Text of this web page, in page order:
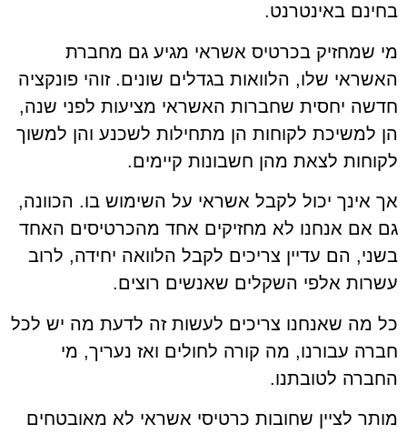
בחינם באינטרנט.
מי שמחזיק בכרטיס אשראי מגיע גם מחברת
האשראי שלו, הלוואות בגדלים שונים. זוהי פונקציה
חדשה יחסית שחברות האשראי מציעות לפני שנה,
הן למשיכת לקוחות הן מתחילות לשכנע והן למשוך
לקוחות לצאת מהן חשבונות קיימים.
אך אינך יכול לקבל אשראי על השימוש בו. הכוונה,
גם אם אנחנו לא מחזיקים אחד מהכרטיסים האחד
בשני, הם עדיין צריכים לקבל הלוואה יחידה, לרוב
עשרות אלפי השקלים שאנשים רוצים.
כל מה שאנחנו צריכים לעשות זה לדעת מה יש לכל
חברה עבורנו, מה קורה לחולים ואז נעריך, מי
החברה לטובתנו.
מותר לציין שחובות כרטיסי אשראי לא מאובטחים